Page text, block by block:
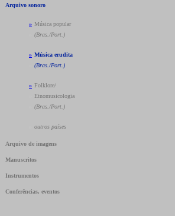
Arquivo sonoro
» Música popular
(Bras./Port.)
» Música erudita
(Bras./Port.)
» Folklore/
Etnomusicologia
(Bras./Port.)
outros países
Arquivo de imagens
Manuscritos
Instrumentos
Conferências, eventos